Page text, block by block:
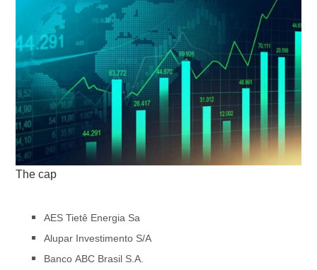
The cap
AES Tietê Energia Sa
Alupar Investimento S/A
Banco ABC Brasil S.A.